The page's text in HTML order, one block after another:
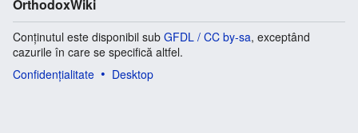
OrthodoxWiki
Conținutul este disponibil sub GFDL / CC by-sa, exceptând
cazurile în care se specifică altfel.
Confidențialitate
Desktop